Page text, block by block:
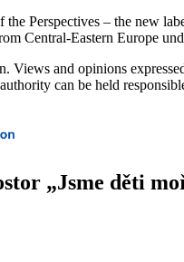
the Perspectives – the new
Central-Eastern Europe
Views and opinions
can be held
„Jsme děti